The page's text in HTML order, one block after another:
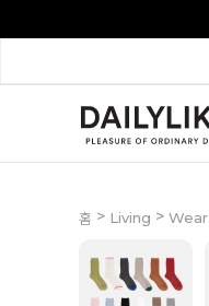
홈 > Living > Wear